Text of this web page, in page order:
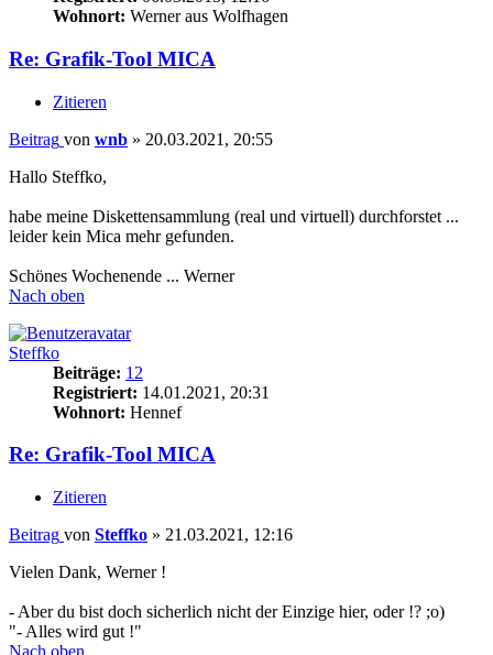
Wohnort: Werner aus Wolfhagen
Re: Grafik-Tool MICA
Zitieren
Beitrag von wnb » 20.03.2021, 20:55
Hallo Steffko,
habe meine Diskettensammlung (real und virtuell) durchforstet ...
leider kein Mica mehr gefunden.
Schönes Wochenende ... Werner
Nach oben
Steffko
Beiträge: 12
Registriert: 14.01.2021, 20:31
Wohnort: Hennef
Re: Grafik-Tool MICA
Zitieren
Beitrag von Steffko » 21.03.2021, 12:16
Vielen Dank, Werner !
- Aber du bist doch sicherlich nicht der Einzige hier, oder !? ;o)
"- Alles wird gut !"